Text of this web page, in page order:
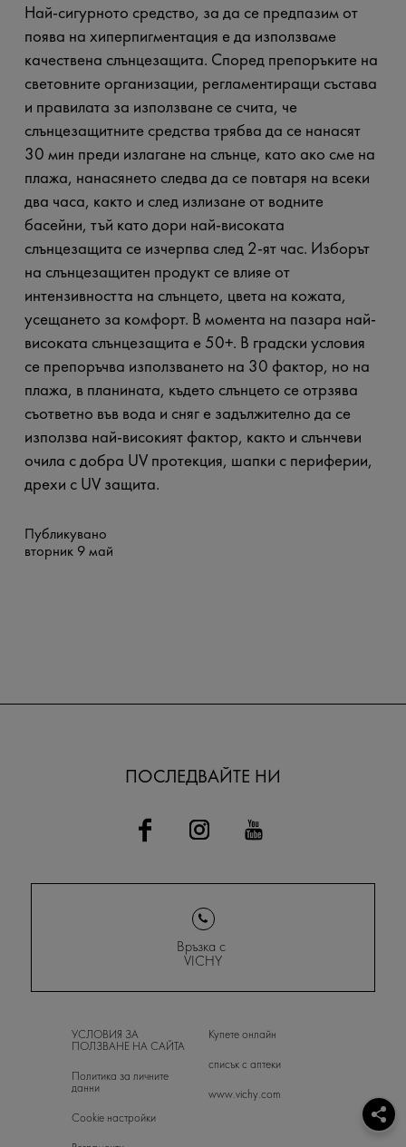
Най-сигурното средство, за да се предпазим от
поява на хиперпигментация е да използваме
качествена слънцезащита. Според препоръките на
световните организации, регламентиращи състава
и правилата за използване се счита, че
слънцезащитните средства трябва да се нанасят
30 мин преди излагане на слънце, като ако сме на
плажа, нанасянето следва да се повтаря на всеки
два часа, както и след излизане от водните
басейни, тъй като дори най-високата
слънцезащита се изчерпва след 2-ят час. Изборът
на слънцезащитен продукт се влияе от
интензивността на слънцето, цвета на кожата,
усещането за комфорт. В момента на пазара най-
високата слънцезащита е 50+. В градски условия
се препоръчва използването на 30 фактор, но на
плажа, в планината, където слънцето се отрзява
съответно във вода и сняг е задължително да се
използва най-високият фактор, както и слънчеви
очила с добра UV протекция, шапки с периферии,
дрехи с UV защита.
Публикувано
вторник 9 май
ПОСЛЕДВАЙТЕ НИ
Връзка с
VICHY
УСЛОВИЯ ЗА
ПОЛЗВАНЕ НА САЙТА
Политика за личните
данни
Cookie настройки
Купете онлайн
списък с аптеки
www.vichy.com